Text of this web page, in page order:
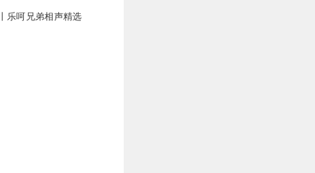
乐呵兄弟相声精选